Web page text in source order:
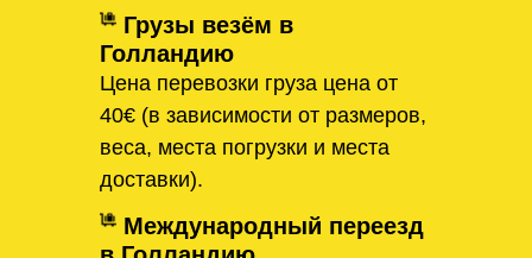
Грузы везём в
Голландию
Цена перевозки груза цена от
40€ (в зависимости от размеров,
веса, места погрузки и места
доставки).
Международный переезд